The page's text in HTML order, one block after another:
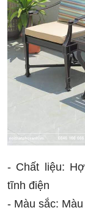
- Chất liệu:
tĩnh điện
- Màu sắc: